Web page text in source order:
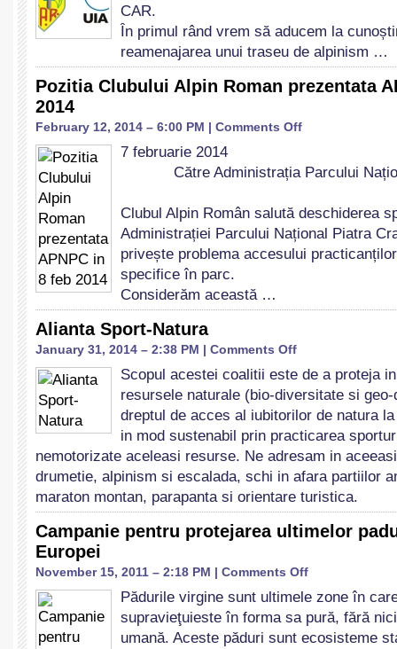
legătură
cu
amenajarile
/
alpinism
CAR.
În primul rând vrem să aducem la
reamenajarea unui traseu de alpinism …
Pozitia Clubului Alpin Roman prezentata
2014
February 12, 2014 – 6:00 PM | Comments Offon
Alpin
APNPC
in
8
7 februarie 2014
Către Administrația Parcului
Clubul Alpin Român salută deschiderea
Administrației Parcului Național Piatra
privește problema accesului
specifice în parc.
Considerăm această …
Alianta Sport-Natura
January 31, 2014 – 2:38 PM | Comments Offon
Sport-
Natura
Scopul acestei coalitii este de a proteja
resursele naturale (bio-diversitate si
dreptul de acces al iubitorilor de natura
in mod sustenabil prin practicarea
nemotorizate aceleasi resurse. Ne adresam in
drumetie, alpinism si escalada, schi in afara partiilor
maraton montan, parapanta si orientare turistica.
Campanie pentru protejarea ultimelor
Europei
November 15, 2011 – 2:18 PM | Comments Offon
pentru
protejarea
ultimelor
Pădurile virgine sunt ultimele zone în
supravieţuieste în forma sa pură, fără
umană. Aceste păduri sunt ecosisteme